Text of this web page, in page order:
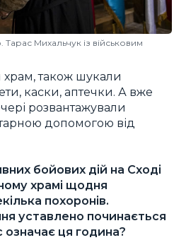
Тарас Михальчук із військовим
також шукали
каски, аптечки. А вже
розвантажували
допомогою від
бойових дій на Сході
храмі щодня
похоронів.
уставлено починається
ця година?